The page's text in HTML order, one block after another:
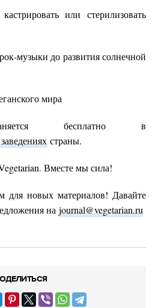
или стерилизовать
до развития солнечной
мира
бесплатно в
страны.
Вместе мы сила!
для новых материалов! Давайте
на journal@vegetarian.ru